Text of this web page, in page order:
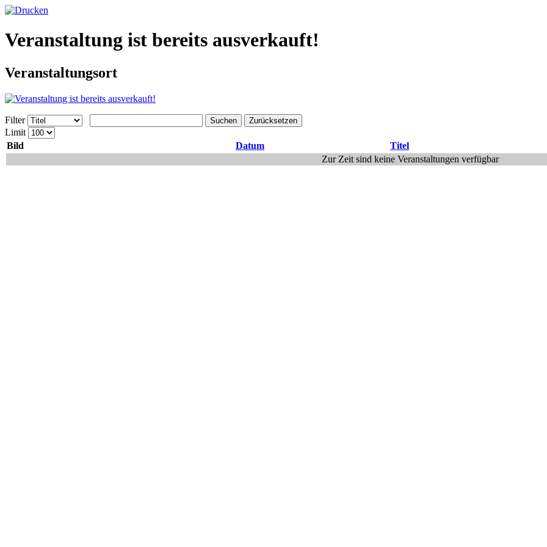
Veranstaltung ist bereits ausverkauft!
Veranstaltungsort
Filter Suchen Zurücksetzen
Limit
Bild
Datum Titel
Zur Zeit sind keine Veranstaltungen verfügbar